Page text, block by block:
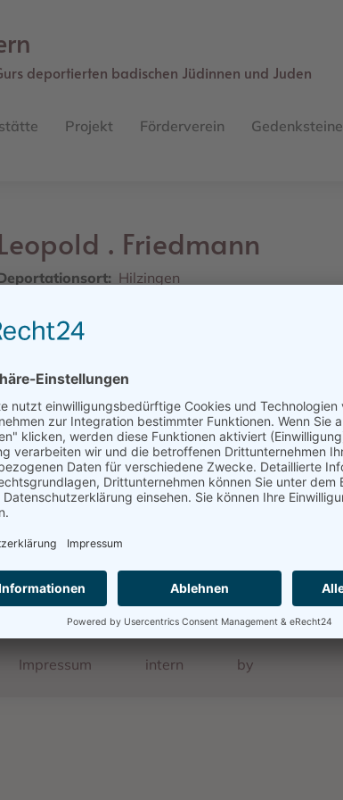
deportierten badischen Jüdinnen und Juden
Projekt Förderverein Gedenksteine
. Friedmann
Hilzingen
Schicksal
Baden - Pfalz - Saarland
Gurs, Internierungslager
Impressum intern by